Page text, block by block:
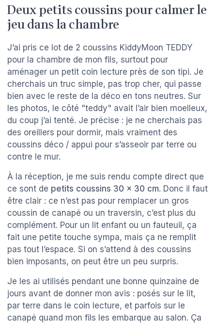
Deux petits coussins pour calmer le
jeu dans la chambre
J’ai pris ce lot de 2 coussins KiddyMoon TEDDY
pour la chambre de mon fils, surtout pour
aménager un petit coin lecture près de son tipi. Je
cherchais un truc simple, pas trop cher, qui passe
bien avec le reste de la déco en tons neutres. Sur
les photos, le côté "teddy" avait l’air bien moelleux,
du coup j’ai tenté. Je précise : je ne cherchais pas
des oreillers pour dormir, mais vraiment des
coussins déco / appui pour s’asseoir par terre ou
contre le mur.
À la réception, je me suis rendu compte direct que
ce sont de petits coussins 30 x 30 cm. Donc il faut
être clair : ce n’est pas pour remplacer un gros
coussin de canapé ou un traversin, c’est plus du
complément. Pour un lit enfant ou un fauteuil, ça
fait une petite touche sympa, mais ça ne remplit
pas tout l’espace. Si on s’attend à des coussins
bien imposants, on peut être un peu surpris.
Je les ai utilisés pendant une bonne quinzaine de
jours avant de donner mon avis : posés sur le lit,
par terre dans le coin lecture, et parfois sur le
canapé quand mon fils les embarque au salon. Ça